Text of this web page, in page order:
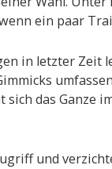
ein paar
in letzter Zeit
das Ganze
und